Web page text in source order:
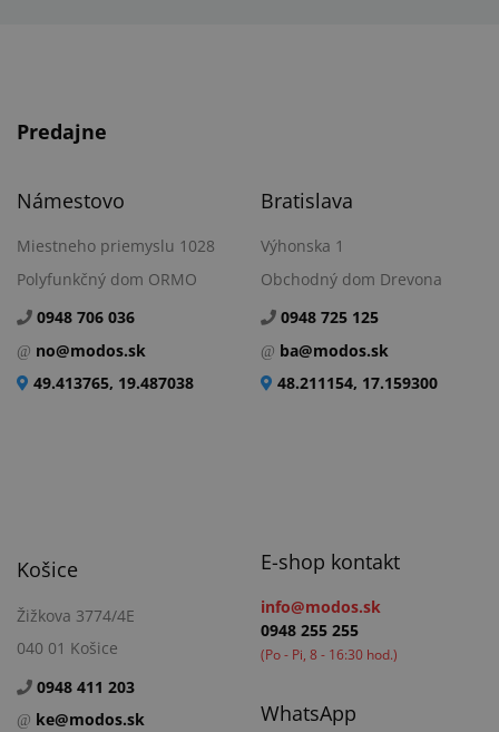
Predajne
Námestovo
Miestneho priemyslu 1028
Polyfunkčný dom ORMO
0948 706 036
no@modos.sk
49.413765, 19.487038
Bratislava
Výhonska 1
Obchodný dom Drevona
0948 725 125
ba@modos.sk
48.211154, 17.159300
Košice
Žižkova 3774/4E
040 01 Košice
0948 411 203
ke@modos.sk
E-shop kontakt
info@modos.sk
0948 255 255
(Po - Pi, 8 - 16:30 hod.)
WhatsApp